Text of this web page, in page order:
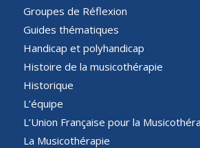
Groupes de Réflexion
Guides thématiques
Handicap et polyhandicap
Histoire de la musicothérapie
Historique
L’équipe
L’Union Française pour la
La Musicothérapie